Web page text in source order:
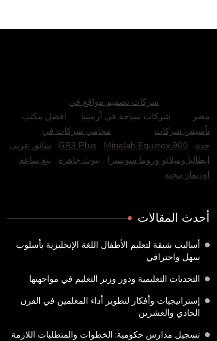
شركات تصميم مواقع في
مصر
شركات سياحة في أرمينيا
افضل مكتب
تأسيس شركات
محامي شركات في
جدة
GR3 Plus Minelab Equinox 900
سائق عربى
ايطاليا وميلانو وروما سويسرا
بيوت جاهزة
بيع ساعة
اوديمار بيجيه
أحدث المقالات
أساليب شيقة لتعليم الأطفال اللغة الإنجليزية بأسلوب
سهل واحترافي
التحديات التعليمية ودور وزير التعليم في مواجهتها
إستراتيجيات وأفكار لتطوير أداء المعلمين في القرن
الحادي والعشرين
تسجيل مدارس حكومية: الخطوات والمتطلبات اللازمة